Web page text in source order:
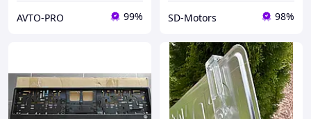
AVTO-PRO 99% SD-Motors 98%